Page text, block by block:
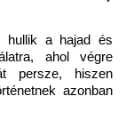
hullik a hajad és
ahol végre
persze, hiszen
azonban